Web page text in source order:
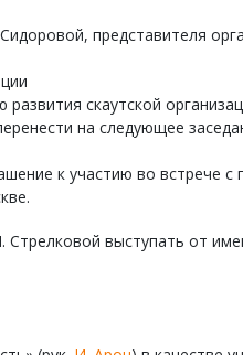
представителя
скаутской
на следующее
к участию во встрече
Стрелковой выступать от